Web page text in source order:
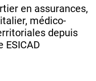
en assurances,
médico-
depuis
ESICAD